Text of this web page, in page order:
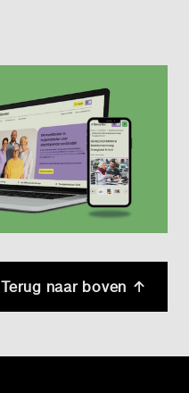
Terug naar boven